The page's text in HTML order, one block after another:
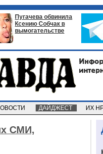
Пугачева обвинила
Ксению Собчак в
вымогательстве
ДАЙДЖЕСТ ИХ
СМИ,